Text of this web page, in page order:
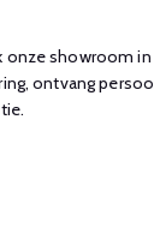
onze showroom
ontvang